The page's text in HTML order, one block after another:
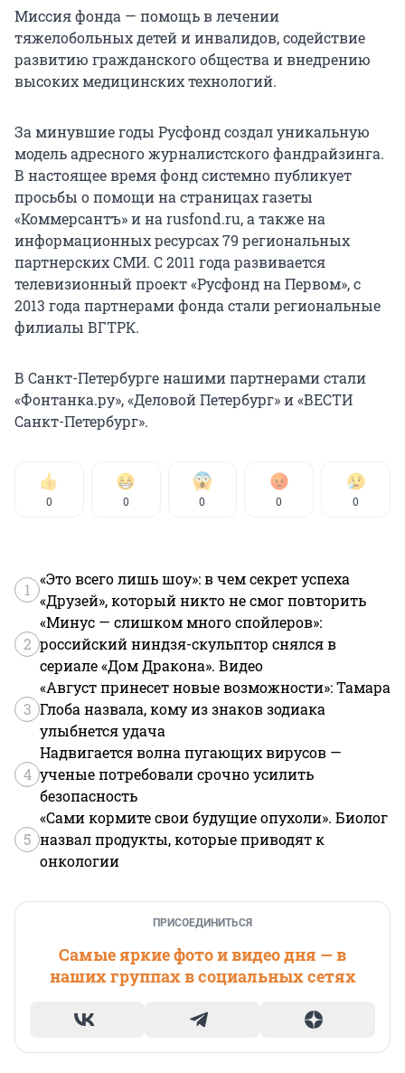
Миссия фонда — помощь в лечении
тяжелобольных детей и инвалидов, содействие
развитию гражданского общества и внедрению
высоких медицинских технологий.
За минувшие годы Русфонд создал уникальную
модель адресного журналистского фандрайзинга.
В настоящее время фонд системно публикует
просьбы о помощи на страницах газеты
«Коммерсантъ» и на rusfond.ru, а также на
информационных ресурсах 79 региональных
партнерских СМИ. С 2011 года развивается
телевизионный проект «Русфонд на Первом», с
2013 года партнерами фонда стали региональные
филиалы ВГТРК.
В Санкт-Петербурге нашими партнерами стали
«Фонтанка.ру», «Деловой Петербург» и «ВЕСТИ
Санкт-Петербург».
0 0 0 0 0
1
«Это всего лишь шоу»: в чем секрет успеха
«Друзей», который никто не смог повторить
2
«Минус — слишком много спойлеров»:
российский ниндзя-скульптор снялся в
сериале «Дом Дракона». Видео
3
«Август принесет новые возможности»: Тамара
Глоба назвала, кому из знаков зодиака
улыбнется удача
4
Надвигается волна пугающих вирусов —
ученые потребовали срочно усилить
безопасность
5
«Сами кормите свои будущие опухоли». Биолог
назвал продукты, которые приводят к
онкологии
ПРИСОЕДИНИТЬСЯ
Самые яркие фото и видео дня — в
наших группах в социальных сетях